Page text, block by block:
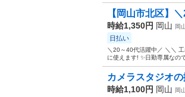
【岡山市北区】
時給1,350円 岡山 岡
日払い
＼20～40代活躍中／ ＼＼
に使えます! ✨日勤専属なの
カメラスタジオ
時給1,100円 岡山 岡